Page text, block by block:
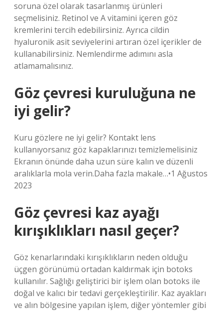
soruna özel olarak tasarlanmış ürünleri
seçmelisiniz. Retinol ve A vitamini içeren göz
kremlerini tercih edebilirsiniz. Ayrıca cildin
hyaluronik asit seviyelerini artıran özel içerikler de
kullanabilirsiniz. Nemlendirme adımını asla
atlamamalısınız.
Göz çevresi kuruluğuna ne
iyi gelir?
Kuru gözlere ne iyi gelir? Kontakt lens
kullanıyorsanız göz kapaklarınızı temizlemelisiniz
Ekranın önünde daha uzun süre kalın ve düzenli
aralıklarla mola verin.Daha fazla makale…•1 Ağustos
2023
Göz çevresi kaz ayağı
kırışıklıkları nasıl geçer?
Göz kenarlarındaki kırışıklıkların neden olduğu
üçgen görünümü ortadan kaldırmak için botoks
kullanılır. Sağlığı geliştirici bir işlem olan botoks ile
doğal ve kalıcı bir tedavi gerçekleştirilir. Kaz ayakları
ve alın bölgesine yapılan işlem, diğer yöntemler gibi